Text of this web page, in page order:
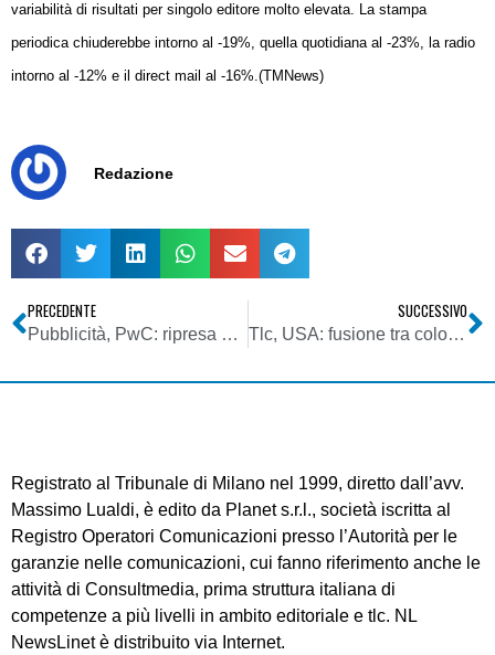
variabilità di risultati per singolo editore molto elevata. La stampa
periodica chiuderebbe intorno al -19%, quella quotidiana al -23%, la radio
intorno al -12% e il direct mail al -16%.(TMNews)
Redazione
PRECEDENTE
Pubblicità, PwC: ripresa significativa degli investimenti già dal 2014. 51 miliardi da spendere in Italia nel 2017
SUCCESSIVO
Tlc, USA: fusione tra colossi del trading wireless, nozze tra Rgm e Allstonn
Registrato al Tribunale di Milano nel 1999, diretto dall’avv.
Massimo Lualdi, è edito da Planet s.r.l., società iscritta al
Registro Operatori Comunicazioni presso l’Autorità per le
garanzie nelle comunicazioni, cui fanno riferimento anche le
attività di Consultmedia, prima struttura italiana di
competenze a più livelli in ambito editoriale e tlc. NL
NewsLinet è distribuito via Internet.